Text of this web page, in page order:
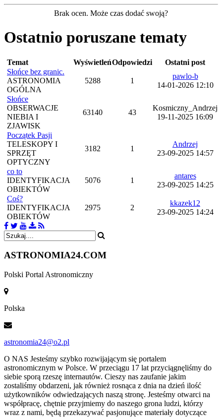
Brak ocen. Może czas dodać swoją?
Ostatnio poruszane tematy
Temat WyświetleńOdpowiedzi
Ostatni post
Słońce bez granic.
ASTRONOMIA
OGÓLNA
5288 1
pawlo-b
14-01-2026 12:10
Słońce
OBSERWACJE
NIEBIA I
ZJAWISK
63140 43
Kosmiczny_Andrzej
19-11-2025 16:09
Początek Pasji
TELESKOPY I
SPRZĘT
OPTYCZNY
3182 1
Andrzej
23-09-2025 14:57
co to
IDENTYFIKACJA
OBIEKTÓW
5076 1
antares
23-09-2025 14:25
Coś?
IDENTYFIKACJA
OBIEKTÓW
2975 2
kkazek12
23-09-2025 14:24
ASTRONOMIA24.COM
Polski Portal Astronomiczny
Polska
astronomia24@o2.pl
O NAS Jesteśmy szybko rozwijającym się portalem
astronomicznym w Polsce. W przeciągu 17 lat przyciągnęliśmy do
siebie sporą rzeszę internautów. Cieszy nas zaufanie jakim
zostaliśmy obdarzeni, jak również rosnąca z dnia na dzień ilość
użytkowników odwiedzających naszą stronę. Jesteśmy otwarci na
współpracę, chętnie przyjmiemy do naszego grona ludzi, którzy
wraz z nami, będą przekazywać pasjonujące materiały dotyczące